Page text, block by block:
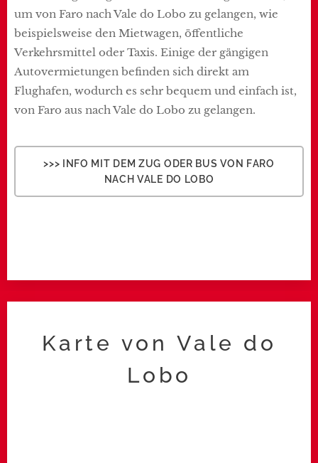
um von Faro nach Vale do Lobo zu gelangen, wie
beispielsweise den Mietwagen, öffentliche
Verkehrsmittel oder Taxis. Einige der gängigen
Autovermietungen befinden sich direkt am
Flughafen, wodurch es sehr bequem und einfach ist,
von Faro aus nach Vale do Lobo zu gelangen.
>>> INFO MIT DEM ZUG ODER BUS VON FARO
NACH VALE DO LOBO
Karte von Vale do
Lobo